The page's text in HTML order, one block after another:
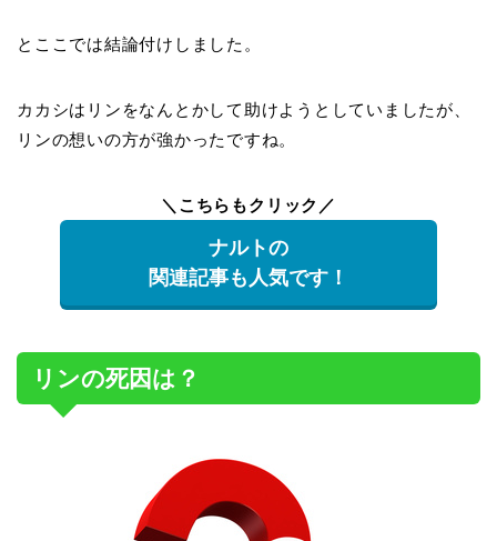
とここでは結論付けしました。
カカシはリンをなんとかして助けようとしていましたが、
リンの想いの方が強かったですね。
＼こちらもクリック／
ナルトの
関連記事も人気です！
リンの死因は？